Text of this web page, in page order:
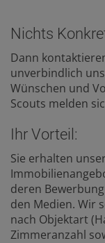
Nichts
Dann
unverbindlich
Wünschen und
Scouts melden
Ihr Vorteil:
Sie erhalten
deren
den Medien. Wir
nach Objektart
Zimmeranzahl